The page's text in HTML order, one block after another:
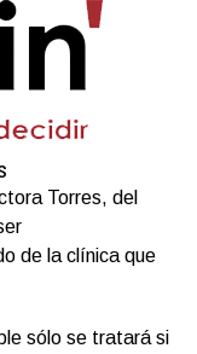
Torres, del
de la clínica que
sólo se tratará si